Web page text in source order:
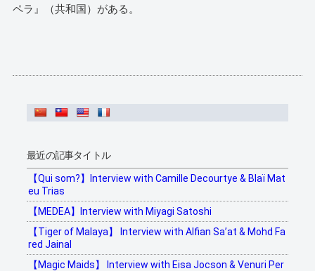
ペラ』（共和国）がある。
最近の記事タイトル
【Qui som?】Interview with Camille Decourtye & Blaï Mat
eu Trias
【MEDEA】Interview with Miyagi Satoshi
【Tiger of Malaya】 Interview with Alfian Sa’at & Mohd Fa
red Jainal
【Magic Maids】 Interview with Eisa Jocson & Venuri Per